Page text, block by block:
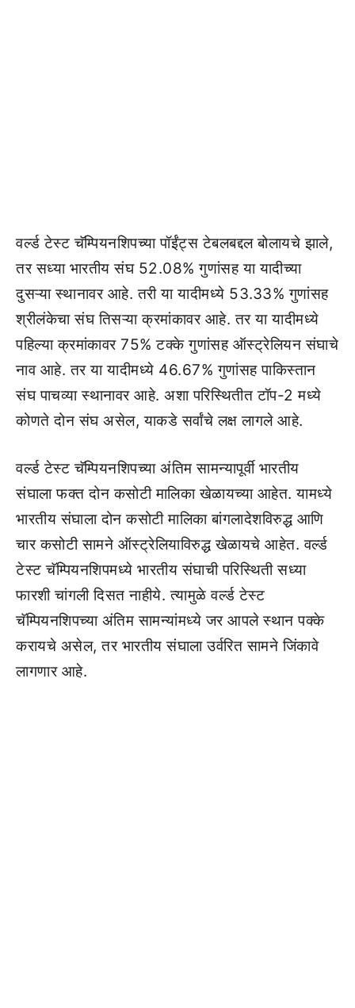
वर्ल्ड टेस्ट चॅम्पियनशिपच्या पॉईंट्स टेबलबद्दल बोलायचे झाले,
तर सध्या भारतीय संघ 52.08% गुणांसह या यादीच्या
दुसऱ्या स्थानावर आहे. तरी या यादीमध्ये 53.33% गुणांसह
श्रीलंकेचा संघ तिसऱ्या क्रमांकावर आहे. तर या यादीमध्ये
पहिल्या क्रमांकावर 75% टक्के गुणांसह ऑस्ट्रेलियन संघाचे
नाव आहे. तर या यादीमध्ये 46.67% गुणांसह पाकिस्तान
संघ पाचव्या स्थानावर आहे. अशा परिस्थितीत टॉप-2 मध्ये
कोणते दोन संघ असेल, याकडे सर्वांचे लक्ष लागले आहे.
वर्ल्ड टेस्ट चॅम्पियनशिपच्या अंतिम सामन्यापूर्वी भारतीय
संघाला फक्त दोन कसोटी मालिका खेळायच्या आहेत. यामध्ये
भारतीय संघाला दोन कसोटी मालिका बांगलादेशविरुद्ध आणि
चार कसोटी सामने ऑस्ट्रेलियाविरुद्ध खेळायचे आहेत. वर्ल्ड
टेस्ट चॅम्पियनशिपमध्ये भारतीय संघाची परिस्थिती सध्या
फारशी चांगली दिसत नाहीये. त्यामुळे वर्ल्ड टेस्ट
चॅम्पियनशिपच्या अंतिम सामन्यांमध्ये जर आपले स्थान पक्के
करायचे असेल, तर भारतीय संघाला उर्वरित सामने जिंकावे
लागणार आहे.